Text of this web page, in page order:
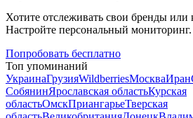
Хотите отслеживать свои бренды или
Настройте персональный мониторинг.
Попробовать бесплатно
Топ упоминаний
УкраинаГрузияWildberriesМоскваИран
СобянинЯрославская областьКурская
областьОмскПриангарьеТверская